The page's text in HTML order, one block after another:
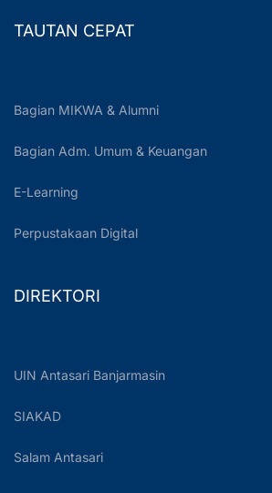
TAUTAN CEPAT
Bagian MIKWA & Alumni
Bagian Adm. Umum & Keuangan
E-Learning
Perpustakaan Digital
DIREKTORI
UIN Antasari Banjarmasin
SIAKAD
Salam Antasari